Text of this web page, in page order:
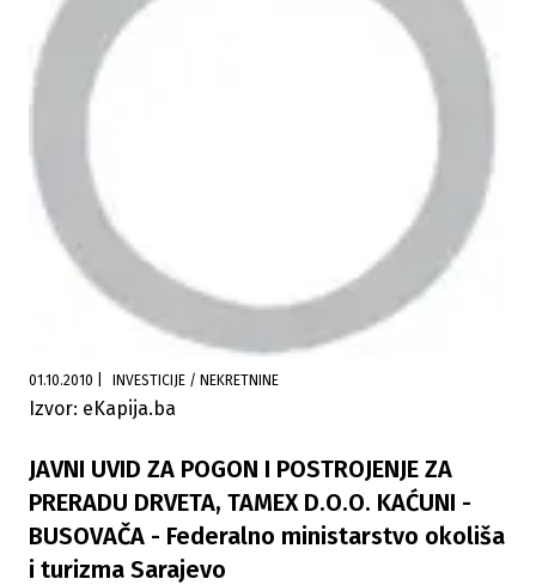
01.10.2010 INVESTICIJE / NEKRETNINE
Izvor: eKapija.ba
JAVNI UVID ZA POGON I POSTROJENJE ZA
PRERADU DRVETA, TAMEX D.O.O. KAĆUNI -
BUSOVAČA - Federalno ministarstvo okoliša
i turizma Sarajevo